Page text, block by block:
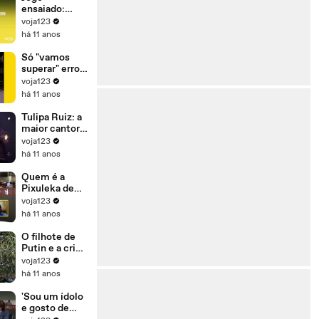
para se
manter no
poder'
ensaiado:
Dilma ganhou
ontem para
amanhã
voja123
há 11 anos
Só "vamos
superar" erros
(e crimes) se
Dilma sair do
voja123
há 11 anos
Tulipa Ruiz: a
maior cantora
da sua
geração
voja123
há 11 anos
Quem é a
Pixuleka de
Lula?
voja123
há 11 anos
O filhote de
Putin e a crise
de refugiados
voja123
há 11 anos
'Sou um ídolo
e gosto de